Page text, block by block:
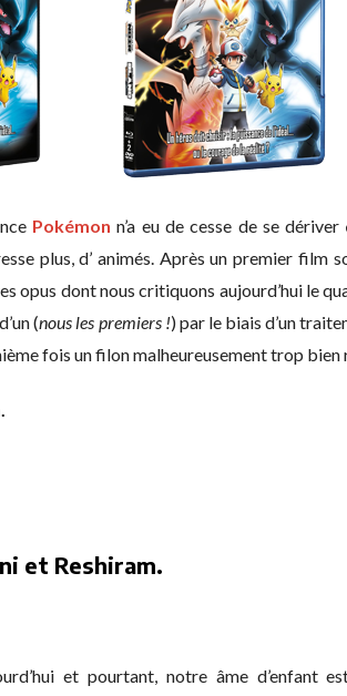
Pokémon n’a eu de cesse de se dériver
plus, d’ animés. Après un premier film
opus dont nous critiquons aujourd’hui le
(nous les premiers !) par le biais d’un
fois un filon malheureusement trop bien
et Reshiram.
et pourtant, notre âme d’enfant